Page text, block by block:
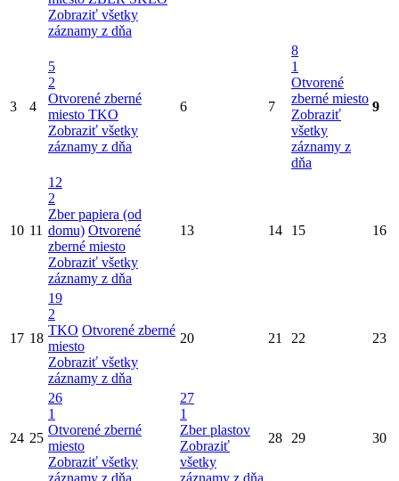
Zobraziť všetky
záznamy z dňa
3 4
5
2
Otvorené zberné
miesto TKO
Zobraziť všetky
záznamy z dňa
6 7
8
1
Otvorené
zberné miesto
Zobraziť
všetky
záznamy z
dňa
9
10 11
12
2
Zber papiera (od
domu) Otvorené
zberné miesto
Zobraziť všetky
záznamy z dňa
13 14 15 16
17 18
19
2
TKO Otvorené zberné
miesto
Zobraziť všetky
záznamy z dňa
20 21 22 23
24 25
26
1
Otvorené zberné
miesto
Zobraziť všetky
27
1
Zber plastov
Zobraziť
všetky
28 29 30